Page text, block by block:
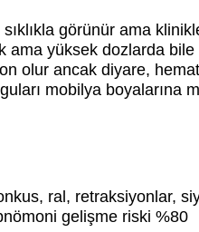
görünür ama
ama yüksek dozlarda bile
olur ancak diyare,
mobilya boyalarına
ral, retraksiyonlar,
gelişme riski %80